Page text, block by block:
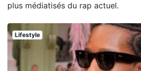
plus médiatisés du rap actuel.
Lifestyle